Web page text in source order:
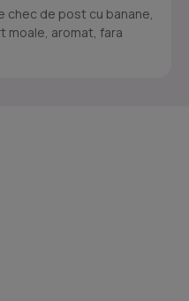
chec de post cu banane,
moale, aromat, fara